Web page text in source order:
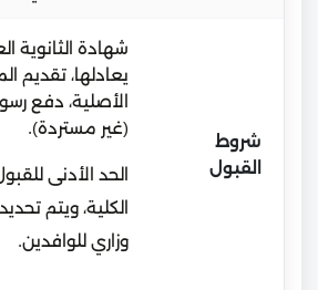
شروط
القبول
شهادة الثانوية
يعادلها، تقديم
(غير مستردة).
الحد الأدنى
الكلية، ويتم
وزاري للوافدين.